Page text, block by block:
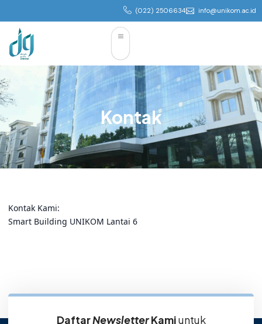
(022) 2506634 info@unikom.ac.id
Kontak
Kontak Kami:
Smart Building UNIKOM Lantai 6
DaftarNewsletterKamiuntuk